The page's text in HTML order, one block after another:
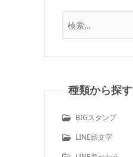
種類から探す
BIGスタンプ
LINE絵文字